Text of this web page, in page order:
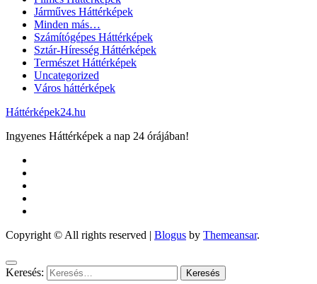
Járműves Háttérképek
Minden más…
Számítógépes Háttérképek
Sztár-Híresség Háttérképek
Természet Háttérképek
Uncategorized
Város háttérképek
Háttérképek24.hu
Ingyenes Háttérképek a nap 24 órájában!
Copyright © All rights reserved | Blogus by Themeansar.
Keresés: